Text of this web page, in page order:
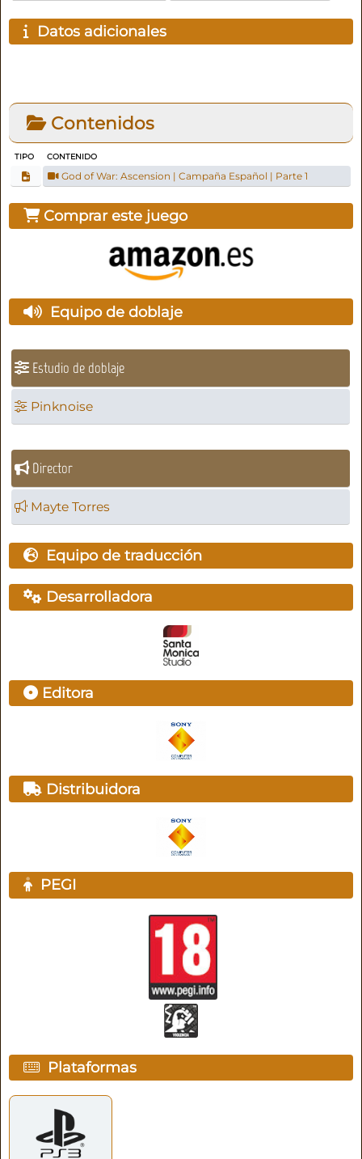
Datos adicionales
Contenidos
TIPO CONTENIDO
God of War: Ascension | Campaña Español | Parte 1
Comprar este juego
Equipo de doblaje
Estudio de doblaje
Pinknoise
Director
Mayte Torres
Equipo de traducción
Desarrolladora
Editora
Distribuidora
PEGI
Plataformas